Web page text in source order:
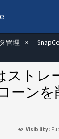
層を展開/
管理
ストレ
ーンを
Visibility: